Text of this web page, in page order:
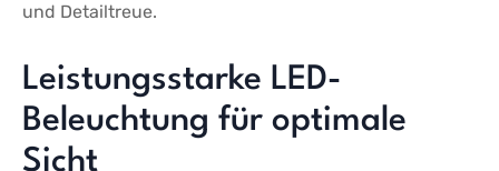
und Detailtreue.
Leistungsstarke LED-
Beleuchtung für optimale
Sicht